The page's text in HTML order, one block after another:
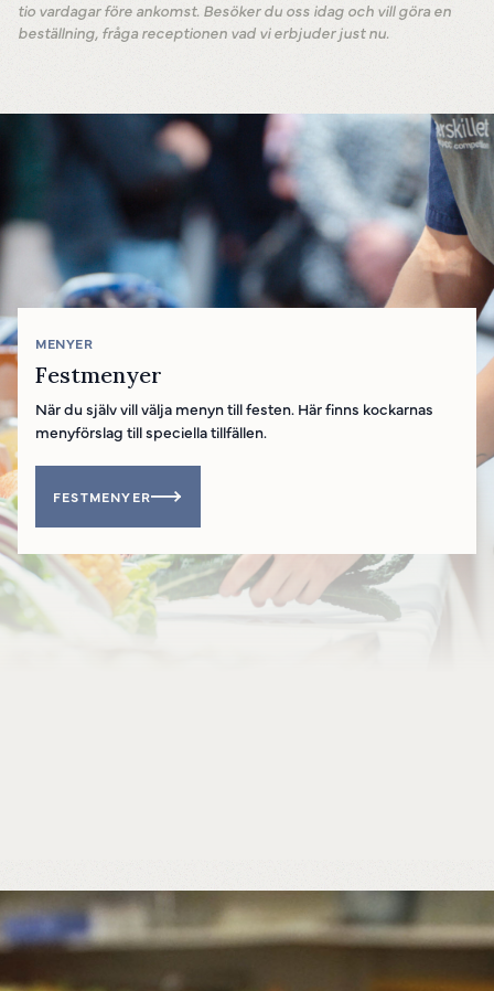
Chokladdoppad mandel, havssalt 150g
Runövatten
Priser på offert.
tio vardagar före ankomst. Besöker du oss idag och vill göra en
beställning, fråga receptionen vad vi erbjuder just nu.
MENYER
Festmenyer
När du själv vill välja menyn till festen. Här finns kockarnas
menyförslag till speciella tillfällen.
FESTMENYER